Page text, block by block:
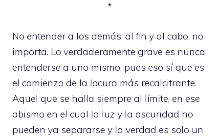
*
No entender a los demás, al fin y al cabo, no
importa. Lo verdaderamente grave es nunca
entenderse a uno mismo, pues eso sí que es
el comienzo de la locura más recalcitrante.
Aquel que se halla siempre al límite, en ese
abismo en el cual la luz y la oscuridad no
pueden ya separarse y la verdad es solo un